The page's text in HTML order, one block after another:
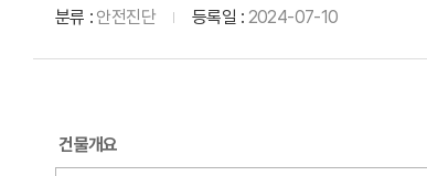
분류 안전진단 등록일 2024-07-10
건물개요